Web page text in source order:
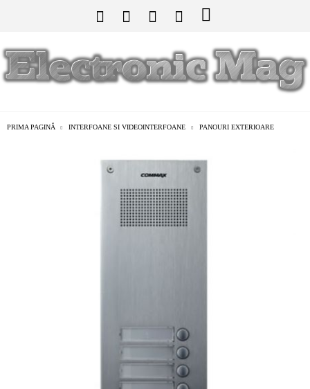
PRIMA PAGINĂ INTERFOANE SI VIDEOINTERFOANE PANOURI EXTERIOARE